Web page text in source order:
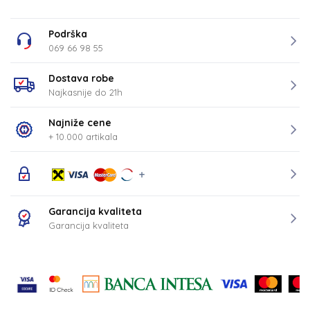
Podrška
069 66 98 55
Dostava robe
Najkasnije do 21h
Najniže cene
+ 10.000 artikala
Garancija kvaliteta
Garancija kvaliteta